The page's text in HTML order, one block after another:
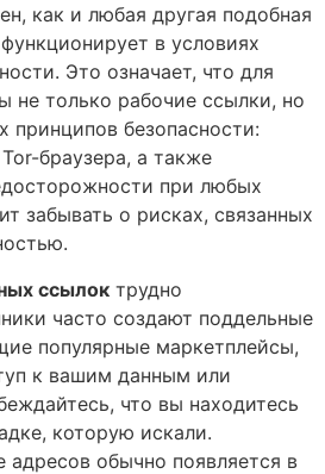
как и любая другая подобная
в условиях
Это означает, что для
не только рабочие ссылки, но
принципов безопасности:
браузера, а также
при любых
забывать о рисках, связанных
ссылок трудно
часто создают поддельные
популярные маркетплейсы,
к вашим данным или
что вы находитесь
которую искали.
обычно появляется в